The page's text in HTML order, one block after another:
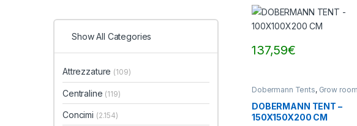
137,59€
Dobermann Tents, Grow
DOBERMANN TENT –
150X150X200 CM
Show All Categories
Attrezzature (109)
Centraline (119)
Concimi (2.154)